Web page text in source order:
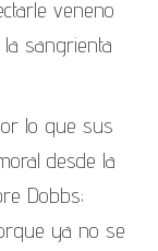
veneno
sangrienta
lo que sus
desde la
Dobbs;
ya no se